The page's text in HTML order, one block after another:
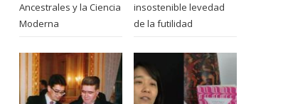
Ancestrales y la Ciencia
Moderna
insostenible levedad
de la futilidad